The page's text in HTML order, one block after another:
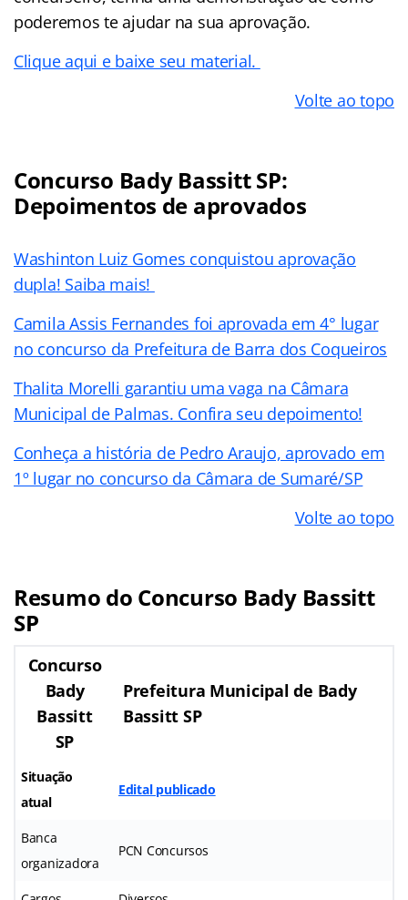
poderemos te ajudar na sua aprovação.
Clique aqui e baixe seu material.
Volte ao topo
Concurso Bady Bassitt SP:
Depoimentos de aprovados
Washinton Luiz Gomes conquistou aprovação
dupla! Saiba mais!
Camila Assis Fernandes foi aprovada em 4° lugar
no concurso da Prefeitura de Barra dos Coqueiros
Thalita Morelli garantiu uma vaga na Câmara
Municipal de Palmas. Confira seu depoimento!
Conheça a história de Pedro Araujo, aprovado em
1º lugar no concurso da Câmara de Sumaré/SP
Volte ao topo
Resumo do Concurso Bady Bassitt
SP
Concurso
Bady
Bassitt
SP
Prefeitura Municipal de Bady
Bassitt SP
Situação
atual
Edital publicado
Banca
organizadora
PCN Concursos